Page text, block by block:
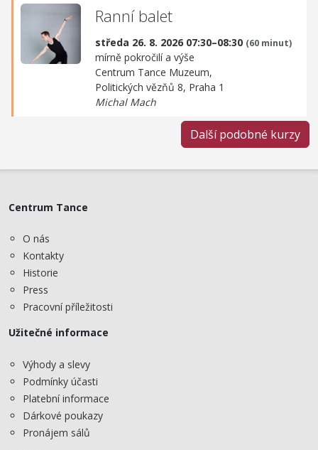
Ranní balet
středa 26. 8. 2026 07:30–08:30 (60 minut)
mírně pokročilí a výše
Centrum Tance Muzeum,
Politických vězňů 8, Praha 1
Michal Mach
Další podobné kurzy
Centrum Tance
O nás
Kontakty
Historie
Press
Pracovní příležitosti
Užitečné informace
Výhody a slevy
Podmínky účasti
Platební informace
Dárkové poukazy
Pronájem sálů